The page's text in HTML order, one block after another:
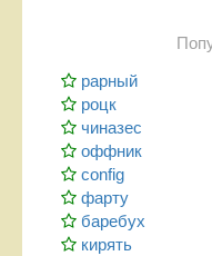
рарный
роцк
чиназес
оффник
config
фарту
баребух
кирять